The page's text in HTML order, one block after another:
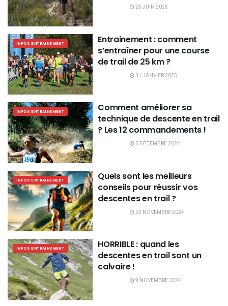
25 JUIN 2025
INFOS ENTRAINEMENT
Entrainement : comment
s’entraîner pour une course
de trail de 25 km ?
31 JANVIER 2025
INFOS ENTRAINEMENT
Comment améliorer sa
technique de descente en trail
? Les 12 commandements !
5 DÉCEMBRE 2024
INFOS ENTRAINEMENT
Quels sont les meilleurs
conseils pour réussir vos
descentes en trail ?
22 NOVEMBRE 2024
INFOS ENTRAINEMENT
HORRIBLE : quand les
descentes en trail sont un
calvaire !
9 NOVEMBRE 2024